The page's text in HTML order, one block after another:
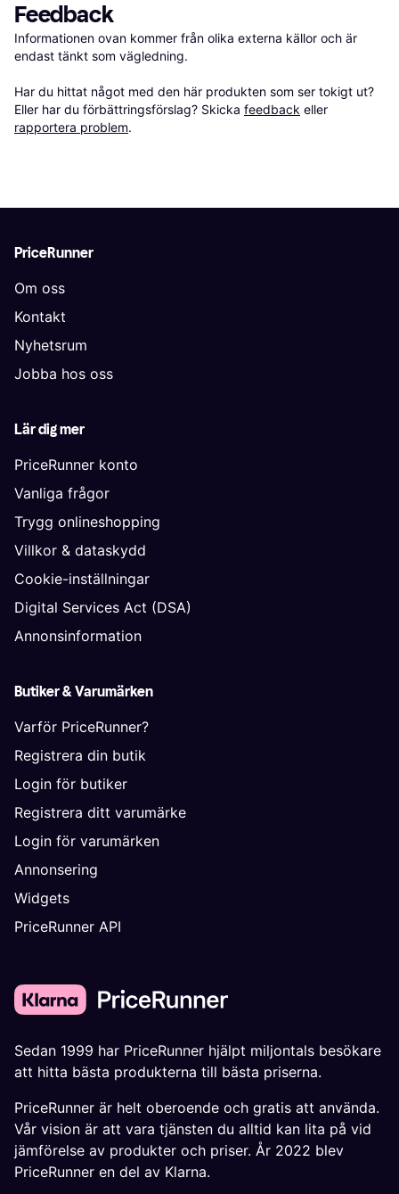
Feedback
Informationen ovan kommer från olika externa källor och är
endast tänkt som vägledning.
Har du hittat något med den här produkten som ser tokigt ut?
Eller har du förbättringsförslag? Skicka feedback eller
rapportera problem.
PriceRunner
Om oss
Kontakt
Nyhetsrum
Jobba hos oss
Lär dig mer
PriceRunner konto
Vanliga frågor
Trygg onlineshopping
Villkor & dataskydd
Cookie-inställningar
Digital Services Act (DSA)
Annonsinformation
Butiker & Varumärken
Varför PriceRunner?
Registrera din butik
Login för butiker
Registrera ditt varumärke
Login för varumärken
Annonsering
Widgets
PriceRunner API
Sedan 1999 har PriceRunner hjälpt miljontals besökare
att hitta bästa produkterna till bästa priserna.
PriceRunner är helt oberoende och gratis att använda.
Vår vision är att vara tjänsten du alltid kan lita på vid
jämförelse av produkter och priser. År 2022 blev
PriceRunner en del av Klarna.